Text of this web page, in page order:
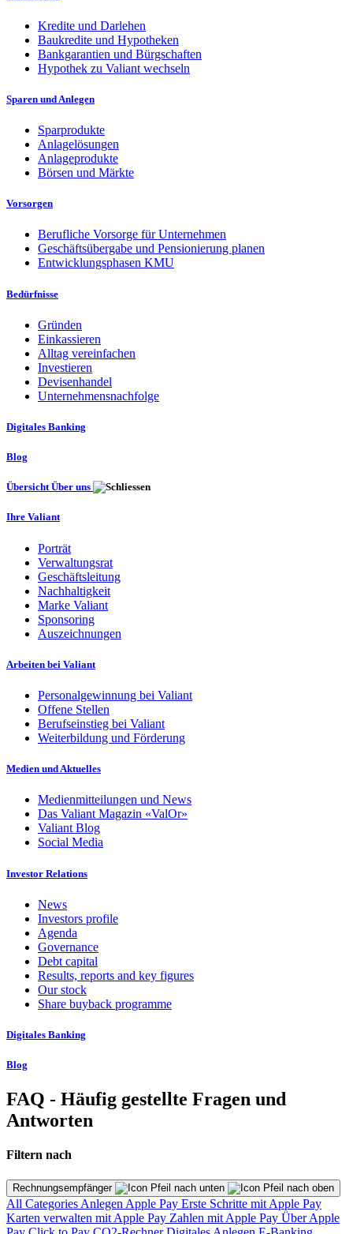
Kredite und Darlehen
Baukredite und Hypotheken
Bankgarantien und Bürgschaften
Hypothek zu Valiant wechseln
Sparen und Anlegen
Sparprodukte
Anlagelösungen
Anlageprodukte
Börsen und Märkte
Vorsorgen
Berufliche Vorsorge für Unternehmen
Geschäftsübergabe und Pensionierung planen
Entwicklungsphasen KMU
Bedürfnisse
Gründen
Einkassieren
Alltag vereinfachen
Investieren
Devisenhandel
Unternehmensnachfolge
Digitales Banking
Blog
Übersicht Über uns
Ihre Valiant
Porträt
Verwaltungsrat
Geschäftsleitung
Nachhaltigkeit
Marke Valiant
Sponsoring
Auszeichnungen
Arbeiten bei Valiant
Personalgewinnung bei Valiant
Offene Stellen
Berufseinstieg bei Valiant
Weiterbildung und Förderung
Medien und Aktuelles
Medienmitteilungen und News
Das Valiant Magazin «ValOr»
Valiant Blog
Social Media
Investor Relations
News
Investors profile
Agenda
Governance
Debt capital
Results, reports and key figures
Our stock
Share buyback programme
Digitales Banking
Blog
FAQ - Häufig gestellte Fragen und
Antworten
Filtern nach
Rechnungsempfänger
All Categories Anlegen Apple Pay Erste Schritte mit Apple Pay
Karten verwalten mit Apple Pay Zahlen mit Apple Pay Über Apple